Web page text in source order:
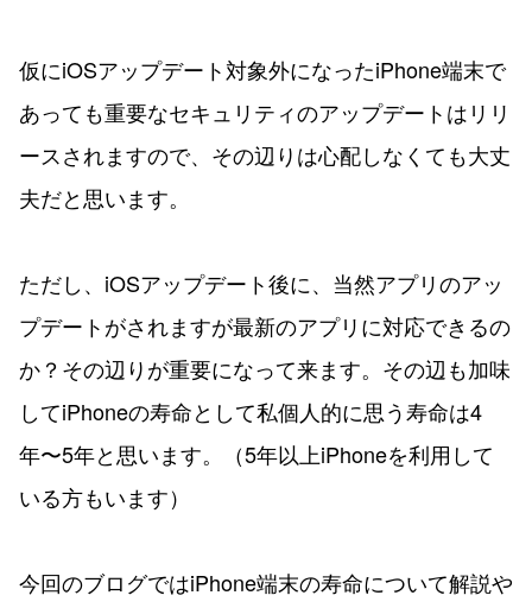
仮にiOSアップデート対象外になったiPhone端末で
あっても重要なセキュリティのアップデートはリリ
ースされますので、その辺りは心配しなくても大丈
夫だと思います。
ただし、iOSアップデート後に、当然アプリのアッ
プデートがされますが最新のアプリに対応できるの
か？その辺りが重要になって来ます。その辺も加味
してiPhoneの寿命として私個人的に思う寿命は4
年〜5年と思います。（5年以上iPhoneを利用して
いる方もいます）
今回のブログではiPhone端末の寿命について解説や